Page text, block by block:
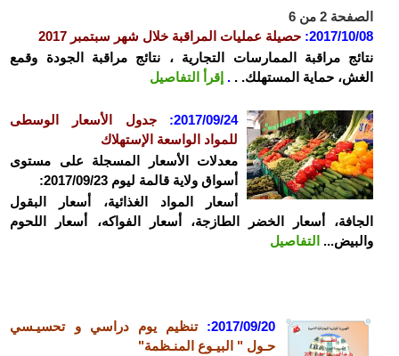
الصفحة 2 من 6
2017/10/08
: حصيلة عمليات المراقبة خلال شهر سبتمبر 2017
نتائج مراقبة الممارسات التجارية ، نتائج مراقبة الجودة وقمع
الغش، حماية المستهلك. . . إقرأ التفاصيل
2017/09/24:
جدول الأسعار الوسطى
للمواد الواسعة الإستهلاك
معدلات الأسعار المسجلة على مستوى
أسواق ولاية قالمة ليوم 2017/09/23:
أسعار المواد الغذائية، أسعار البقول
الجافة، أسعار الخضر الطازجة، أسعار الفواكه، أسعار اللحوم
والبيض... التفاصيل
2017/09/20:
تنظيم يوم دراسي و تحسيـسي
حـول " البيـوع المنـظمة"